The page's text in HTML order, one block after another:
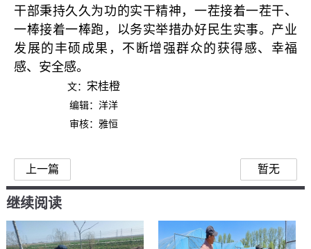
干部秉持久久为功的实干精神，一茬接着一茬干、
一棒接着一棒跑，以务实举措办好民生实事。产业
发展的丰硕成果，不断增强群众的获得感、幸福
感、安全感。
文： 宋桂橙
编辑：洋洋
审核：雅恒
上一篇 暂无
继续阅读